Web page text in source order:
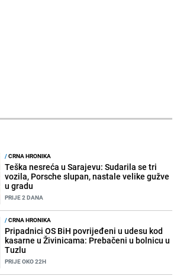
/CRNA HRONIKA
Teška nesreća u Sarajevu: Sudarila se tri
vozila, Porsche slupan, nastale velike gužve
u gradu
PRIJE 2 DANA
/CRNA HRONIKA
Pripadnici OS BiH povrijeđeni u udesu kod
kasarne u Živinicama: Prebačeni u bolnicu u
Tuzlu
PRIJE OKO 22H